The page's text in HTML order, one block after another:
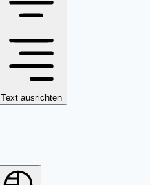
Text ausrichten